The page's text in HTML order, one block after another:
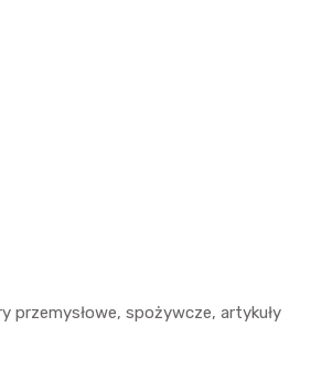
przemysłowe, spożywcze, artykuły